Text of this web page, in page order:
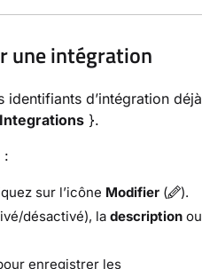
une intégration
d’intégration déjà
Integrations }.
:
sur l’icône Modifier (
).
désactivé), la description ou
enregistrer les